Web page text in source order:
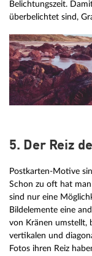
Belichtungszeit.
überbelichtet sind,
5. Der Reiz
Postkarten-Motive
Schon zu oft hat man
sind nur eine
Bildelemente eine
von Kränen umstellt,
vertikalen und
Fotos ihren Reiz